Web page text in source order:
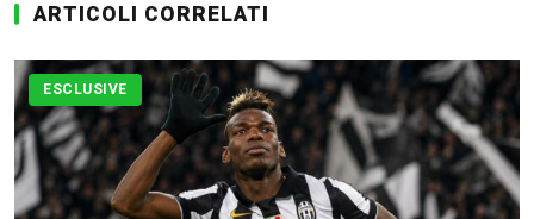
ARTICOLI CORRELATI
ESCLUSIVE